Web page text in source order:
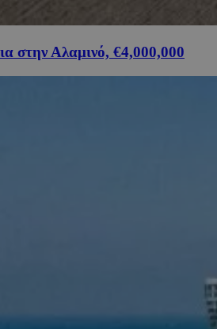
στην Αλαμινό, €4,000,000